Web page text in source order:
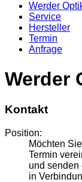
Werder
Service
Hersteller
Termin
Anfrage
Werder
Kontakt
Position:
Möchten
Termin
und senden
in